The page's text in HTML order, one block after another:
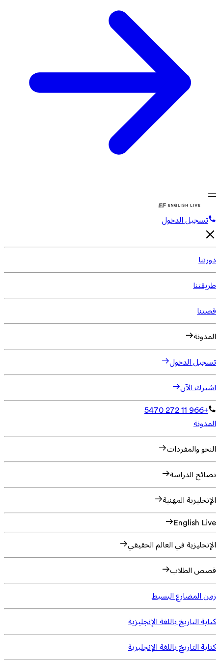
تسجيل الدخول
دورتنا
طريقتنا
قصتنا
المدونة
تسجيل الدخول
اشترك الآن
+966 11 272 5470
المدونة
النحو والمفردات
نصائح الدراسة
الإنجليزية المهنية
English Live
الإنجليزية في العالم الحقيقي
قصص الطلاب
زمن المضارع البسيط
كتابة التاريخ باللغة الإنجليزية
كتابة التاريخ باللغة الإنجليزية